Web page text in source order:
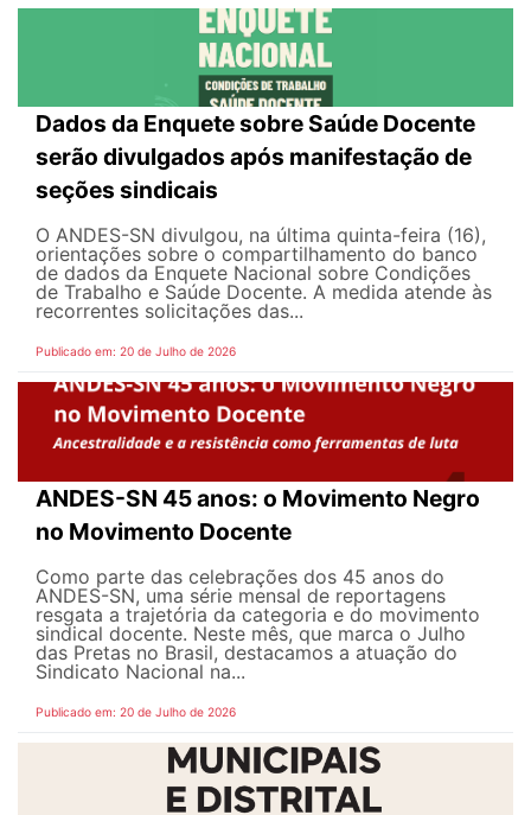
Dados da Enquete sobre Saúde Docente
serão divulgados após manifestação de
seções sindicais
O ANDES-SN divulgou, na última quinta-feira (16),
orientações sobre o compartilhamento do banco
de dados da Enquete Nacional sobre Condições
de Trabalho e Saúde Docente. A medida atende às
recorrentes solicitações das...
Publicado em: 20 de Julho de 2026
ANDES-SN 45 anos: o Movimento Negro
no Movimento Docente
Como parte das celebrações dos 45 anos do
ANDES-SN, uma série mensal de reportagens
resgata a trajetória da categoria e do movimento
sindical docente. Neste mês, que marca o Julho
das Pretas no Brasil, destacamos a atuação do
Sindicato Nacional na...
Publicado em: 20 de Julho de 2026